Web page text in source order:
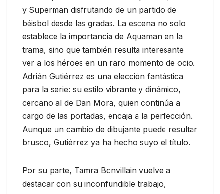
y Superman disfrutando de un partido de
béisbol desde las gradas. La escena no solo
establece la importancia de Aquaman en la
trama, sino que también resulta interesante
ver a los héroes en un raro momento de ocio.
Adrián Gutiérrez es una elección fantástica
para la serie: su estilo vibrante y dinámico,
cercano al de Dan Mora, quien continúa a
cargo de las portadas, encaja a la perfección.
Aunque un cambio de dibujante puede resultar
brusco, Gutiérrez ya ha hecho suyo el título.
Por su parte, Tamra Bonvillain vuelve a
destacar con su inconfundible trabajo,